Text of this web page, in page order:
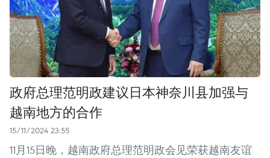
政府总理范明政建议日本神奈川县加强与
越南地方的合作
15/11/2024 23:55
11月15日晚，越南政府总理范明政会见荣获越南友谊